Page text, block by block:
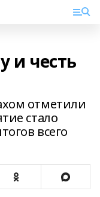
и честь
отметили
стало
всего